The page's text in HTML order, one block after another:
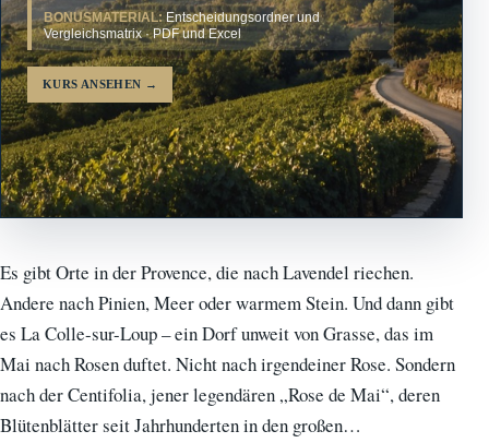
BONUSMATERIAL:Entscheidungsordner und
Vergleichsmatrix · PDF und Excel
KURS ANSEHEN →
Es gibt Orte in der Provence, die nach Lavendel riechen.
Andere nach Pinien, Meer oder warmem Stein. Und dann gibt
es La Colle-sur-Loup – ein Dorf unweit von Grasse, das im
Mai nach Rosen duftet. Nicht nach irgendeiner Rose. Sondern
nach der Centifolia, jener legendären „Rose de Mai“, deren
Blütenblätter seit Jahrhunderten in den großen…